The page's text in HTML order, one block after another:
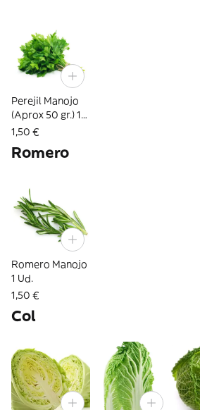
Perejil Manojo
(Aprox 50 gr.) 1
Ud.
1,50 €
Romero
Romero Manojo
1 Ud.
1,50 €
Col